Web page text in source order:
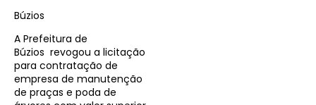
Búzios
A Prefeitura de
Búzios revogou a licitação
para contratação de
empresa de manutenção
de praças e poda de